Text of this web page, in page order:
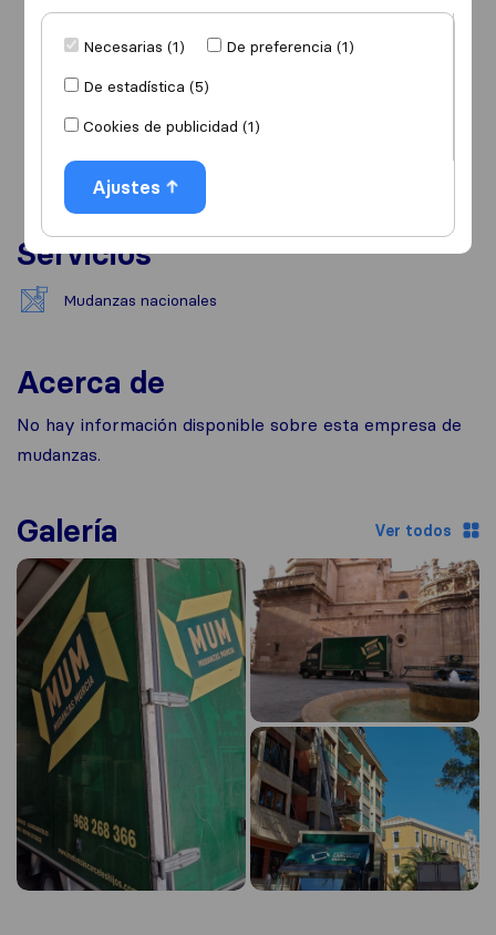
Información Valoraciones
Servicios
Mudanzas nacionales
Acerca de
No hay información disponible sobre esta empresa de
mudanzas.
Galería Ver todos
Necesarias (1)
De preferencia (1)
De estadística (5)
Cookies de publicidad (1)
Ajustes